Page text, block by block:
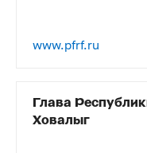
www.pfrf.ru
Глава
Ховалыг